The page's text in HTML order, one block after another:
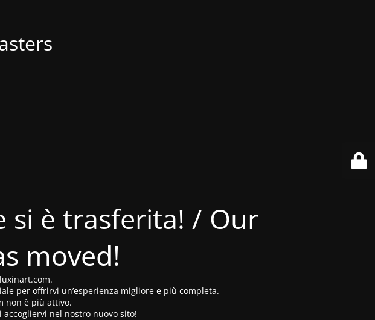
si è trasferita! / Our
moved!
per offrirvi un’esperienza migliore e più completa.
non è più attivo.
nel nostro nuovo sito!